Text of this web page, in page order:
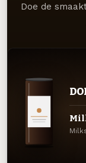
Doe de